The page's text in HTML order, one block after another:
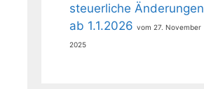
steuerliche Änderungen
ab 1.1.2026
27. November
2025